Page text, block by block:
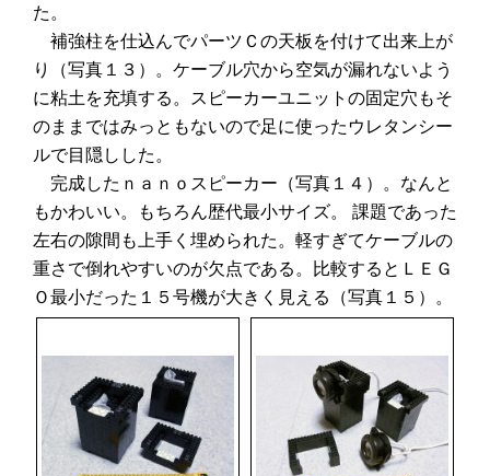
た。
補強柱を仕込んでパーツＣの天板を付けて出来上が
り（写真１３）。ケーブル穴から空気が漏れないよう
に粘土を充填する。スピーカーユニットの固定穴もそ
のままではみっともないので足に使ったウレタンシー
ルで目隠しした。
完成したｎａｎｏスピーカー（写真１４）。なんと
もかわいい。もちろん歴代最小サイズ。 課題であった
左右の隙間も上手く埋められた。軽すぎてケーブルの
重さで倒れやすいのが欠点である。比較するとＬＥＧ
Ｏ最小だった１５号機が大きく見える（写真１５）。